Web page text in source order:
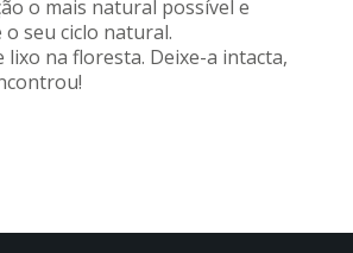
o mais natural possível e
seu ciclo natural.
lixo na floresta. Deixe-a intacta,